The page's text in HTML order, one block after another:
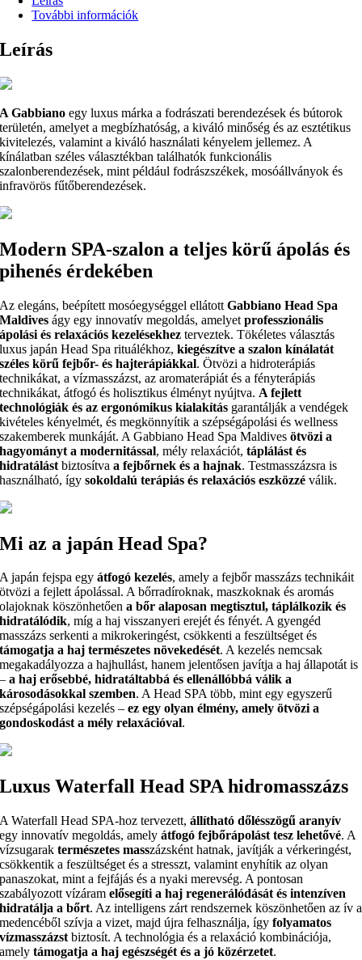
További információk
Leírás
A Gabbianoegy luxus márka a fodrászati berendezések és bútorok
területén, amelyet a megbízhatóság, a kiváló minőség és az esztétikus
kivitelezés, valamint a kiváló használati kényelem jellemez. A
kínálatban széles választékban találhatók funkcionális
szalonberendezések, mint például fodrászszékek, mosóállványok és
infravörös fűtőberendezések.
Modern SPA-szalon a teljes körű ápolás és
pihenés érdekében
Az elegáns, beépített mosóegységgel ellátottGabbiano Head Spa
Maldives ágy egy innovatív megoldás, amelyet professzionális
ápolási és relaxációs kezelésekhez terveztek. Tökéletes választás
luxus japán Head Spa rituálékhoz,kiegészítve a szalon kínálatát
széles körű fejbőr- és hajterápiákkal. Ötvözi a hidroterápiás
technikákat, a vízmasszázst, az aromaterápiát és a fényterápiás
technikákat, átfogó és holisztikus élményt nyújtva. A fejlett
technológiák és az ergonómikus kialakítás garantálják a vendégek
kivételes kényelmét, és megkönnyítik a szépségápolási és wellness
szakemberek munkáját. A Gabbiano Head Spa Maldivesötvözi a
hagyományt a modernitással, mély relaxációt,táplálást és
hidratálást biztosítvaa fejbőrnek és a hajnak. Testmasszázsra is
használható, ígysokoldalú terápiás és relaxációs eszközzé válik.
Mi az a japán Head Spa?
A japán fejspa egyátfogó kezelés, amely a fejbőr masszázs technikáit
ötvözi a fejlett ápolással. A bőrradíroknak, maszkoknak és aromás
olajoknak köszönhetőena bőr alaposan megtisztul, táplálkozik és
hidratálódik, míg a haj visszanyeri erejét és fényét. A gyengéd
masszázs serkenti a mikrokeringést, csökkenti a feszültséget és
támogatja a haj természetes növekedését. A kezelés nemcsak
megakadályozza a hajhullást, hanem jelentősen javítja a haj állapotát is
– a haj erősebbé, hidratáltabbá és ellenállóbbá válik a
károsodásokkal szemben. A Head SPA több, mint egy egyszerű
szépségápolási kezelés – ez egy olyan élmény, amely ötvözi a
gondoskodást a mély relaxációval.
Luxus Waterfall Head SPA hidromasszázs
A Waterfall Head SPA-hoz tervezett,állítható dőlésszögű aranyív
egy innovatív megoldás, amelyátfogó fejbőrápolást tesz lehetővé. A
vízsugaraktermészetes masszázsként hatnak, javítják a vérkeringést,
csökkentik a feszültséget és a stresszt, valamint enyhítik az olyan
panaszokat, mint a fejfájás és a nyaki merevség. A pontosan
szabályozott vízáramelősegíti a haj regenerálódását és intenzíven
hidratálja a bőrt. Az intelligens zárt rendszernek köszönhetően az ív a
medencéből szívja a vizet, majd újra felhasználja, ígyfolyamatos
vízmasszázst biztosít. A technológia és a relaxáció kombinációja,
amelytámogatja a haj egészségét és a jó közérzetet.